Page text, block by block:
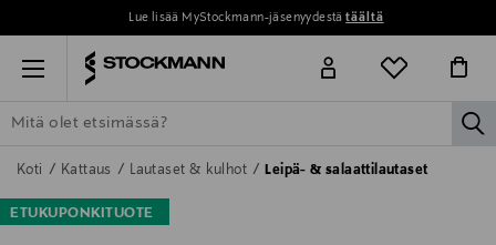
Lue lisää MyStockmann-jäsenyydestätäältä
Menu
ETSI KAIKKI NAISET MIEHET LAPSET KOTI
Koti Kattaus Lautaset & kulhot Leipä- & salaattilautaset
ETUKUPONKITUOTE